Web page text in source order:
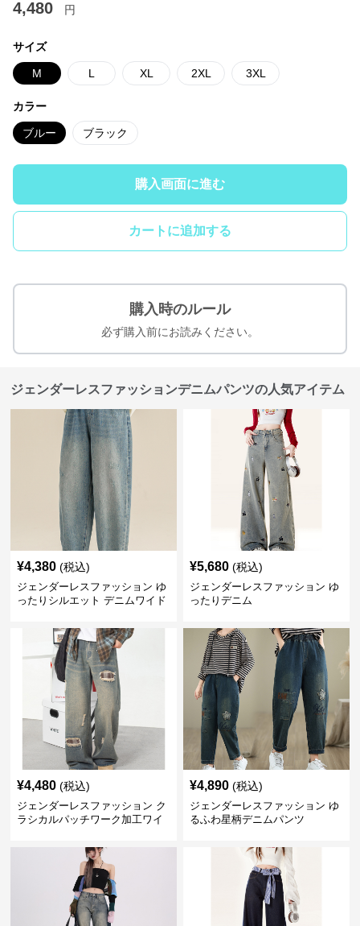
4,480 円
サイズ
M L XL 2XL 3XL
カラー
ブルー ブラック
購入画面に進む
カートに追加する
購入時のルール
必ず購入前にお読みください。
ジェンダーレスファッションデニムパンツの人気アイテム
¥4,380 (税込)
ジェンダーレスファッション ゆ
ったりシルエット デニムワイド
¥5,680 (税込)
ジェンダーレスファッション ゆ
ったりデニム
¥4,480 (税込)
ジェンダーレスファッション ク
ラシカルパッチワーク加工ワイ
¥4,890 (税込)
ジェンダーレスファッション ゆ
るふわ星柄デニムパンツ